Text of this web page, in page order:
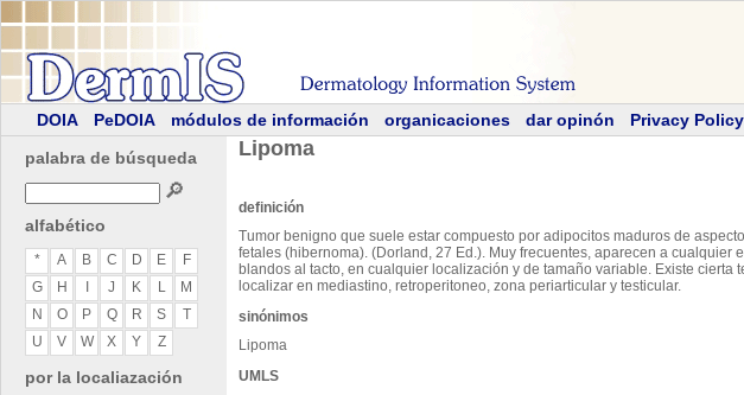
DOIA PeDOIA módulos de información organicaciones dar opinón
Privacy Policy
palabra de búsqueda
🔎
alfabético
* A B C D E
F
G
H J K L
M
N
O P Q R S
T
U
V W X Y Z
por la localiazación
Lipoma
definición
Tumor benigno que suele estar compuesto por adipocitos maduros de
fetales (hibernoma). (Dorland, 27 Ed.). Muy frecuentes, aparecen a
blandos al tacto, en cualquier localización y de tamaño variable. Existe
localizar en mediastino, retroperitoneo, zona periarticular y testicular.
sinónimos
Lipoma
UMLS